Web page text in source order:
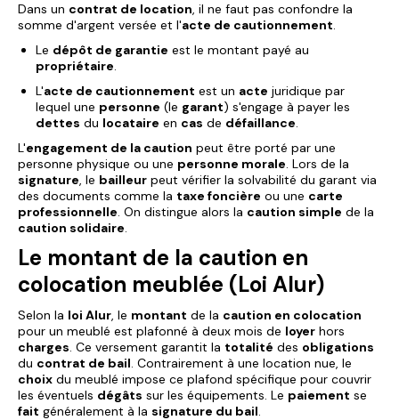
Dans un contrat de location, il ne faut pas confondre la
somme d'argent versée et l'acte de cautionnement.
Le dépôt de garantie est le montant payé au
propriétaire.
L'acte de cautionnement est un acte juridique par
lequel une personne (le garant) s'engage à payer les
dettes du locataire en cas de défaillance.
L'engagement de la caution peut être porté par une
personne physique ou une personne morale. Lors de la
signature, le bailleur peut vérifier la solvabilité du garant via
des documents comme la taxe foncière ou une carte
professionnelle. On distingue alors la caution simple de la
caution solidaire.
Le montant de la caution en
colocation meublée (Loi Alur)
Selon la loi Alur, le montant de la caution en colocation
pour un meublé est plafonné à deux mois de loyer hors
charges. Ce versement garantit la totalité des obligations
du contrat de bail. Contrairement à une location nue, le
choix du meublé impose ce plafond spécifique pour couvrir
les éventuels dégâts sur les équipements. Le paiement se
fait généralement à la signature du bail.